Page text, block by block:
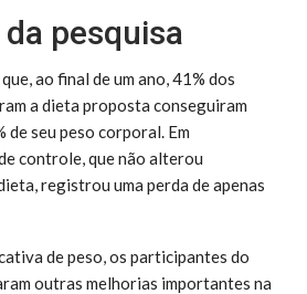
pesquisa
ao final de um ano, 41% dos
a dieta proposta conseguiram
de seu peso corporal. Em
controle, que não alterou
registrou uma perda de apenas
de peso, os participantes do
outras melhorias importantes na